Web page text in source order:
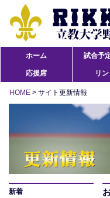
ホーム 試合予
応援席 リ
HOME > サイト更新情報
新着